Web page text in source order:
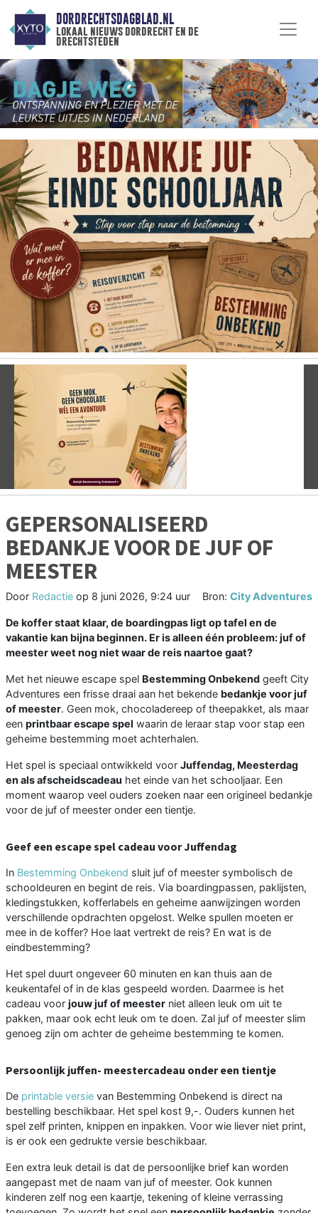
DORDRECHTSDAGBLAD.NL
lokaal nieuws dordrecht en de
drechtsteden
Vorige
GEPERSONALISEERD
BEDANKJE VOOR DE JUF OF
MEESTER
Door Redactie op 8 juni 2026, 9:24 uur Bron: City Adventures
De koffer staat klaar, de boardingpas ligt op tafel en de
vakantie kan bijna beginnen. Er is alleen één probleem: juf of
meester weet nog niet waar de reis naartoe gaat?
Met het nieuwe escape spel Bestemming Onbekend geeft City
Adventures een frisse draai aan het bekende bedankje voor juf
of meester. Geen mok, chocoladereep of theepakket, als maar
een printbaar escape spel waarin de leraar stap voor stap een
geheime bestemming moet achterhalen.
Het spel is speciaal ontwikkeld voor Juffendag, Meesterdag
en als afscheidscadeau het einde van het schooljaar. Een
moment waarop veel ouders zoeken naar een origineel bedankje
voor de juf of meester onder een tientje.
Geef een escape spel cadeau voor Juffendag
In Bestemming Onbekend sluit juf of meester symbolisch de
schooldeuren en begint de reis. Via boardingpassen, paklijsten,
kledingstukken, kofferlabels en geheime aanwijzingen worden
verschillende opdrachten opgelost. Welke spullen moeten er
mee in de koffer? Hoe laat vertrekt de reis? En wat is de
eindbestemming?
Het spel duurt ongeveer 60 minuten en kan thuis aan de
keukentafel of in de klas gespeeld worden. Daarmee is het
cadeau voor jouw juf of meester niet alleen leuk om uit te
pakken, maar ook echt leuk om te doen. Zal juf of meester slim
genoeg zijn om achter de geheime bestemming te komen.
Persoonlijk juffen- meestercadeau onder een tientje
De printable versie van Bestemming Onbekend is direct na
bestelling beschikbaar. Het spel kost 9,-. Ouders kunnen het
spel zelf printen, knippen en inpakken. Voor wie liever niet print,
is er ook een gedrukte versie beschikbaar.
Een extra leuk detail is dat de persoonlijke brief kan worden
aangepast met de naam van juf of meester. Ook kunnen
kinderen zelf nog een kaartje, tekening of kleine verrassing